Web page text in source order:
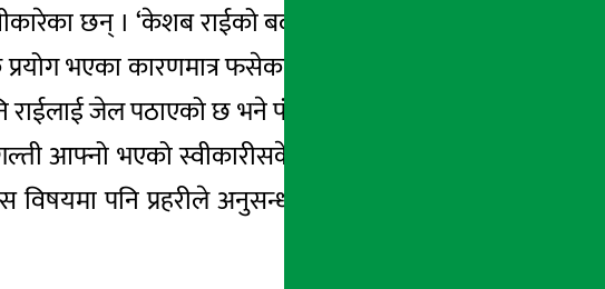
छन् । ‘केशब राईको बदमासीका कारण एउटा सोझो
भएका कारणमात्र फसेका हुन् । हामीले प्रहरीलाई पनि
जेल पठाएको छ भने पंकजलाई रिहा गरेको छ । थप
आफ्नो भएको स्वीकारीसकेका छन् । तर उनलाई यस्तो
पनि प्रहरीले अनुसन्धान गरिरहेको बुझिएको छ ।